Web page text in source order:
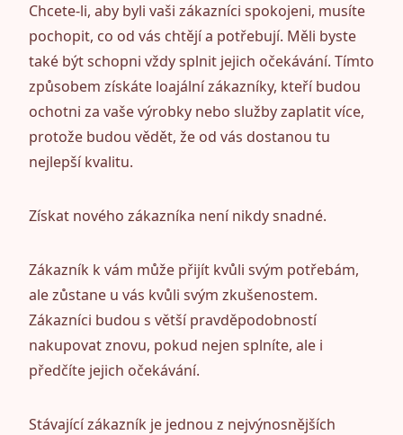
Chcete-li, aby byli vaši zákazníci spokojeni, musíte
pochopit, co od vás chtějí a potřebují. Měli byste
také být schopni vždy splnit jejich očekávání. Tímto
způsobem získáte loajální zákazníky, kteří budou
ochotni za vaše výrobky nebo služby zaplatit více,
protože budou vědět, že od vás dostanou tu
nejlepší kvalitu.
Získat nového zákazníka není nikdy snadné.
Zákazník k vám může přijít kvůli svým potřebám,
ale zůstane u vás kvůli svým zkušenostem.
Zákazníci budou s větší pravděpodobností
nakupovat znovu, pokud nejen splníte, ale i
předčíte jejich očekávání.
Stávající zákazník je jednou z nejvýnosnějších